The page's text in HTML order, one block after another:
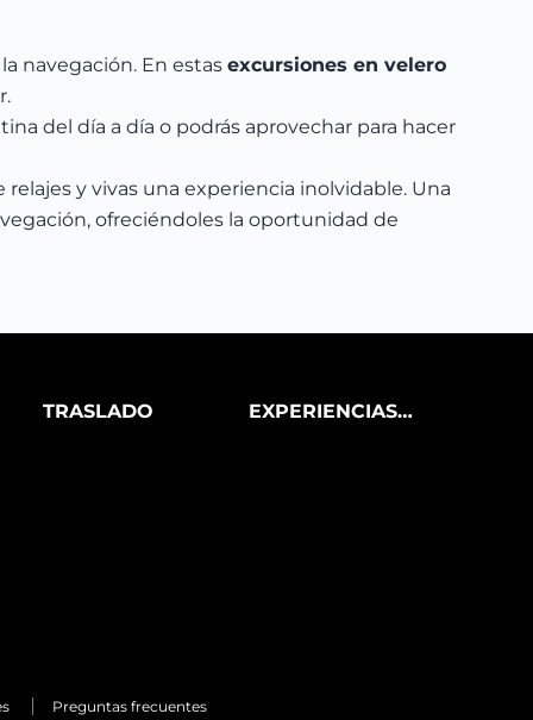
navegación. En estas excursiones en velero
del día a día o podrás aprovechar para hacer
y vivas una experiencia inolvidable. Una
ofreciéndoles la oportunidad de
TRASLADO
EXPERIENCIAS
Preguntas frecuentes